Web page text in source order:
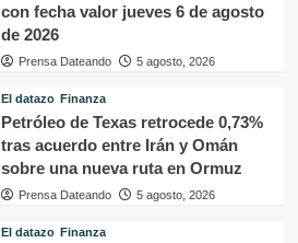
con fecha valor jueves 6 de agosto
de 2026
Prensa Dateando 5 agosto, 2026
El datazo Finanza
Petróleo de Texas retrocede 0,73%
tras acuerdo entre Irán y Omán
sobre una nueva ruta en Ormuz
Prensa Dateando 5 agosto, 2026
El datazo Finanza